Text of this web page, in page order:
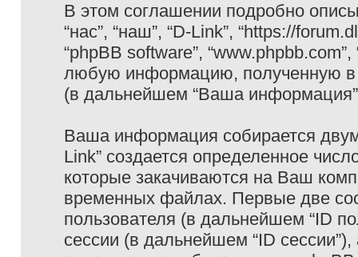
В этом соглашении подробно
“нас”, “наш”, “D-Link”, “https://
“phpBB software”,
любую информацию, полученную в
(в дальнейшем “Ваша
Ваша информация собирается
Link” создается определенное
которые закачиваются на Ваш
временных файлах. Первые две
пользователя (в дальнейшем “ID
сессии (в дальнейшем “ID